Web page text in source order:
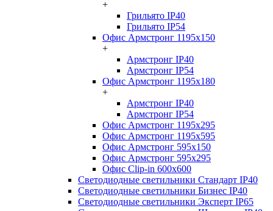
+
Грильято IP40
Грильято IP54
Офис Армстронг 1195x150
+
Армстронг IP40
Армстронг IP54
Офис Армстронг 1195x180
+
Армстронг IP40
Армстронг IP54
Офис Армстронг 1195x295
Офис Армстронг 1195x595
Офис Армстронг 595x150
Офис Армстронг 595x295
Офис Clip-in 600x600
Светодиодные светильники Стандарт IP40
Светодиодные светильники Бизнес IP40
Светодиодные светильники Эксперт IP65